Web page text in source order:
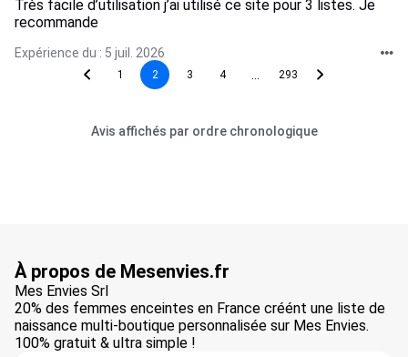
Très facile d’utilisation j’ai utilisé ce site pour 3 listes. Je
recommande
Expérience du : 5 juil. 2026
1 2 3 4 293
Avis affichés par ordre chronologique
À propos de Mesenvies.fr
Mes Envies Srl
20% des femmes enceintes en France créént une liste de
naissance multi-boutique personnalisée sur Mes Envies.
100% gratuit & ultra simple !